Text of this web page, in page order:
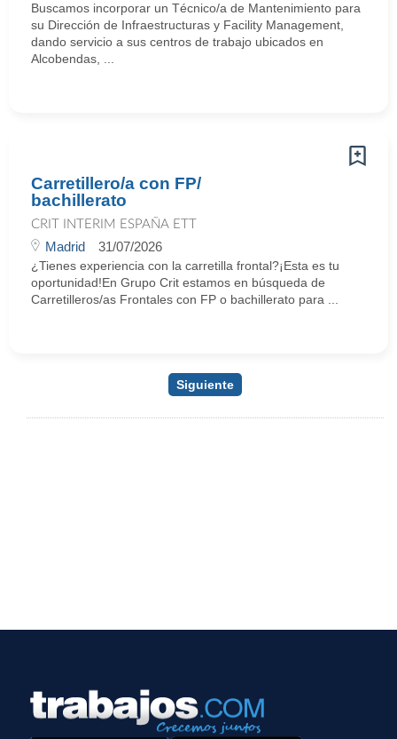
Buscamos incorporar un Técnico/a de Mantenimiento para
su Dirección de Infraestructuras y Facility Management,
dando servicio a sus centros de trabajo ubicados en
Alcobendas, ...
Carretillero/a con FP/
bachillerato
CRIT INTERIM ESPAÑA ETT
Madrid 31/07/2026
¿Tienes experiencia con la carretilla frontal?¡Esta es tu
oportunidad!En Grupo Crit estamos en búsqueda de
Carretilleros/as Frontales con FP o bachillerato para ...
Siguiente